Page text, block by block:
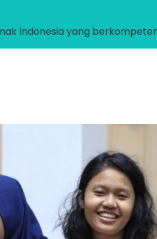
Indonesia yang